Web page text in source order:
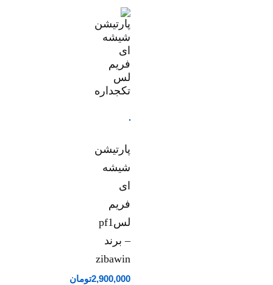
پارتیشن
شیشه
ای
فریم
لسpf1
– برند
zibawin
2,900,000تومان